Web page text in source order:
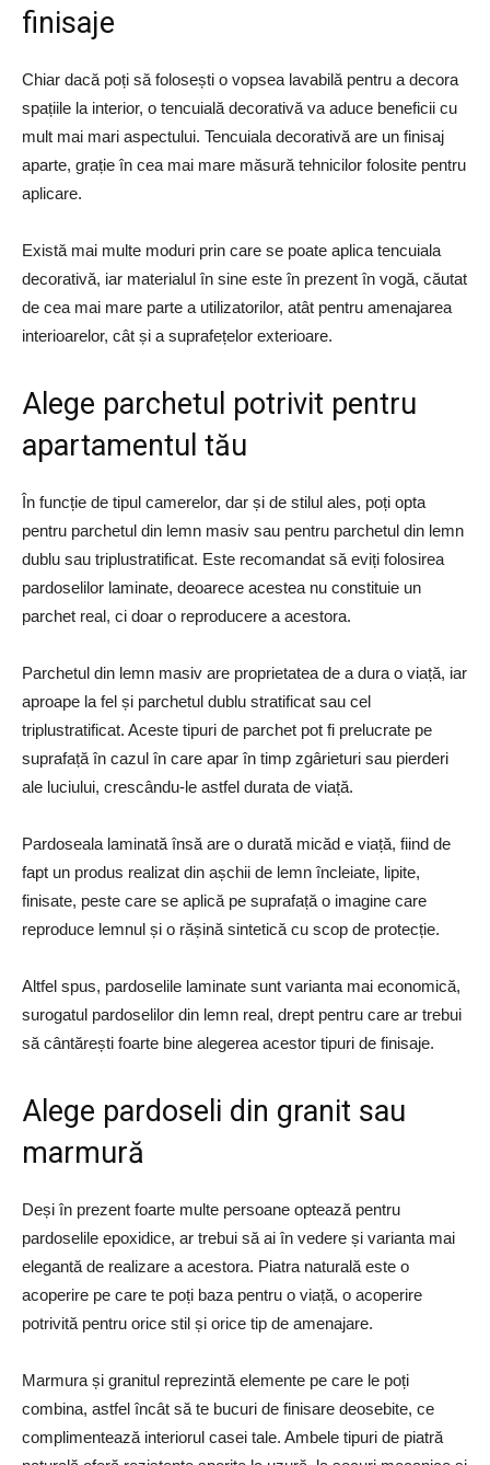
finisaje
Chiar dacă poți să folosești o vopsea lavabilă pentru a decora
spațiile la interior, o tencuială decorativă va aduce beneficii cu
mult mai mari aspectului. Tencuiala decorativă are un finisaj
aparte, grație în cea mai mare măsură tehnicilor folosite pentru
aplicare.
Există mai multe moduri prin care se poate aplica tencuiala
decorativă, iar materialul în sine este în prezent în vogă, căutat
de cea mai mare parte a utilizatorilor, atât pentru amenajarea
interioarelor, cât și a suprafețelor exterioare.
Alege parchetul potrivit pentru
apartamentul tău
În funcție de tipul camerelor, dar și de stilul ales, poți opta
pentru parchetul din lemn masiv sau pentru parchetul din lemn
dublu sau triplustratificat. Este recomandat să eviți folosirea
pardoselilor laminate, deoarece acestea nu constituie un
parchet real, ci doar o reproducere a acestora.
Parchetul din lemn masiv are proprietatea de a dura o viață, iar
aproape la fel și parchetul dublu stratificat sau cel
triplustratificat. Aceste tipuri de parchet pot fi prelucrate pe
suprafață în cazul în care apar în timp zgârieturi sau pierderi
ale luciului, crescându-le astfel durata de viață.
Pardoseala laminată însă are o durată micăd e viață, fiind de
fapt un produs realizat din așchii de lemn încleiate, lipite,
finisate, peste care se aplică pe suprafață o imagine care
reproduce lemnul și o rășină sintetică cu scop de protecție.
Altfel spus, pardoselile laminate sunt varianta mai economică,
surogatul pardoselilor din lemn real, drept pentru care ar trebui
să cântărești foarte bine alegerea acestor tipuri de finisaje.
Alege pardoseli din granit sau
marmură
Deși în prezent foarte multe persoane optează pentru
pardoselile epoxidice, ar trebui să ai în vedere și varianta mai
elegantă de realizare a acestora. Piatra naturală este o
acoperire pe care te poți baza pentru o viață, o acoperire
potrivită pentru orice stil și orice tip de amenajare.
Marmura și granitul reprezintă elemente pe care le poți
combina, astfel încât să te bucuri de finisare deosebite, ce
complimentează interiorul casei tale. Ambele tipuri de piatră